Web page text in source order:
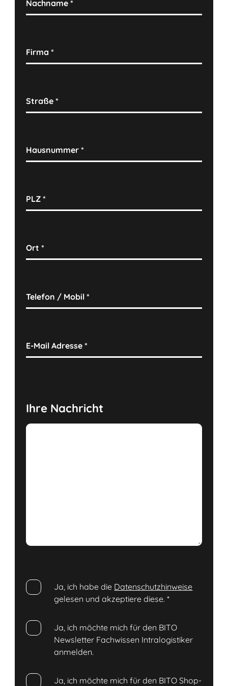
Nachname*
Firma*
Straße*
Hausnummer*
PLZ*
Ort*
Telefon / Mobil*
E-Mail Adresse*
Ihre Nachricht
Ja, ich habe die Datenschutzhinweise
gelesen und akzeptiere diese.*
Ja, ich möchte mich für den BITO
Newsletter Fachwissen Intralogistiker
anmelden.
Ja, ich möchte mich für den BITO Shop-